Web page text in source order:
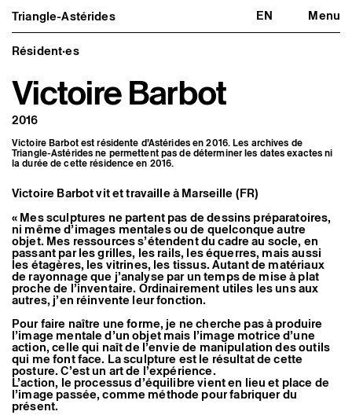
Triangle-Astérides EN Menu
Triangle-Astérides
Centre d’art contemporain
d’intérêt national
et résidence internationale d'artistes
Fermer
Présentation
À propos
Équipe et gouvernance
Formation professionnelle
Adhérer / nous soutenir
Informations pratiques
Programmation
Agenda : en cours et à venir
Expositions
Événements
Programmation éditoriale
Médiation
Publics associés
Les Nouveaux Commanditaires
Artistes résident·es et associé·es
Résident·es
Artistes associé·es
Hors-les-murs
Ancien·nes résident·es et artistes associé·es
Résident·es
Victoire Barbot
2016
Victoire Barbot est résidente d’Astérides en 2016. Les archives de
Triangle-Astérides ne permettent pas de déterminer les dates exactes ni
la durée de cette résidence en 2016.
Victoire Barbot vit et travaille à Marseille (FR)
« Mes sculptures ne partent pas de dessins préparatoires,
ni même d’images mentales ou de quelconque autre
objet. Mes ressources s’étendent du cadre au socle, en
passant par les grilles, les rails, les équerres, mais aussi
les étagères, les vitrines, les tissus. Autant de matériaux
de rayonnage que j’analyse par un temps de mise à plat
proche de l’inventaire. Ordinairement utiles les uns aux
autres, j’en réinvente leur fonction.
Pour faire naître une forme, je ne cherche pas à produire
l’image mentale d’un objet mais l’image motrice d’une
action, celle qui naît de l’envie de manipulation des outils
qui me font face. La sculpture est le résultat de cette
posture. C’est un art de l’expérience.
L’action, le processus d’équilibre vient en lieu et place de
l’image passée, comme méthode pour fabriquer du
présent.